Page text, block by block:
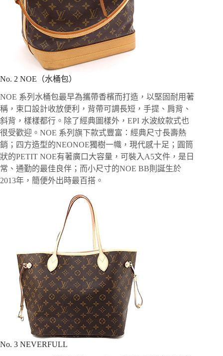
No. 2 NOE（水桶包）
NOE 系列水桶包最早為攜帶香檳而打造，以堅固耐用著
稱，束口設計收放便利，背帶可調長短，手提、肩背、
斜背，樣樣都行。除了經典圖樣外，EPI 水波紋款式也
很受歡迎。NOE 系列旗下款式豐富：經典尺寸長壽熱
銷；四方造型的NEONOE獨樹一幟，現代感十足；圓筒
狀的PETIT NOE有著廣口大容量，可裝入A5文件，是日
常、通勤的最佳良伴；而小尺寸的NOE BB則誕生於
2013年，簡便外出時最百搭。
No. 3 NEVERFULL